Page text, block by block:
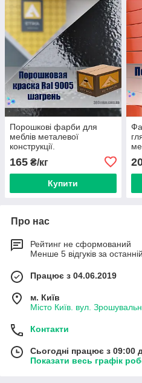
Порошкові фарби для
меблів металевої
конструкції.
165 ₴/кг
Купити
Про нас
Рейтинг не сформований
Менше 5 відгуків за
Працює з 04.06.2019
м. Київ
Місто Київ. вул.
Контакти
Сьогодні працює з 09:00
Показати весь графік